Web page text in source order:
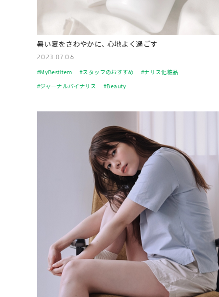
暑い夏をさわやかに、 心地よく過ごす
2023.07.06
#MyBestItem #スタッフのおすすめ
#ナリス化粧品
#ジャーナルバイナリス
#Beauty